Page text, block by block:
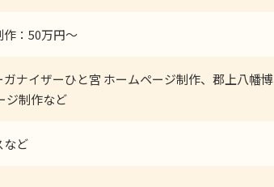
：50万円～
ナイザーひと宮 ホームページ制作、郡上八幡博
ジ制作など
など